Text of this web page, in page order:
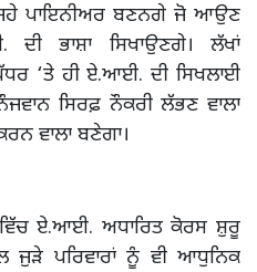
ਪਾਇਨੀਅਰ ਬਣਨਗੇ ਜੋ ਆਉਣ
ਭਾਸ਼ਾ ਸਿਖਾਉਣਗੇ। ਲੱਖਾਂ
‘ਤੇ ਹੀ ਏ.ਆਈ. ਦੀ ਸਿਖਲਾਈ
ਸਿਰਫ਼ ਨੌਕਰੀ ਲੱਭਣ ਵਾਲਾ
ਵਾਲਾ ਬਣੇਗਾ।
ਵਿੱਚ ਏ.ਆਈ. ਅਧਾਰਿਤ ਕੋਰਸ ਸ਼ੁਰੂ
ਜੁੜੇ ਪਰਿਵਾਰਾਂ ਨੂੰ ਵੀ ਆਧੁਨਿਕ